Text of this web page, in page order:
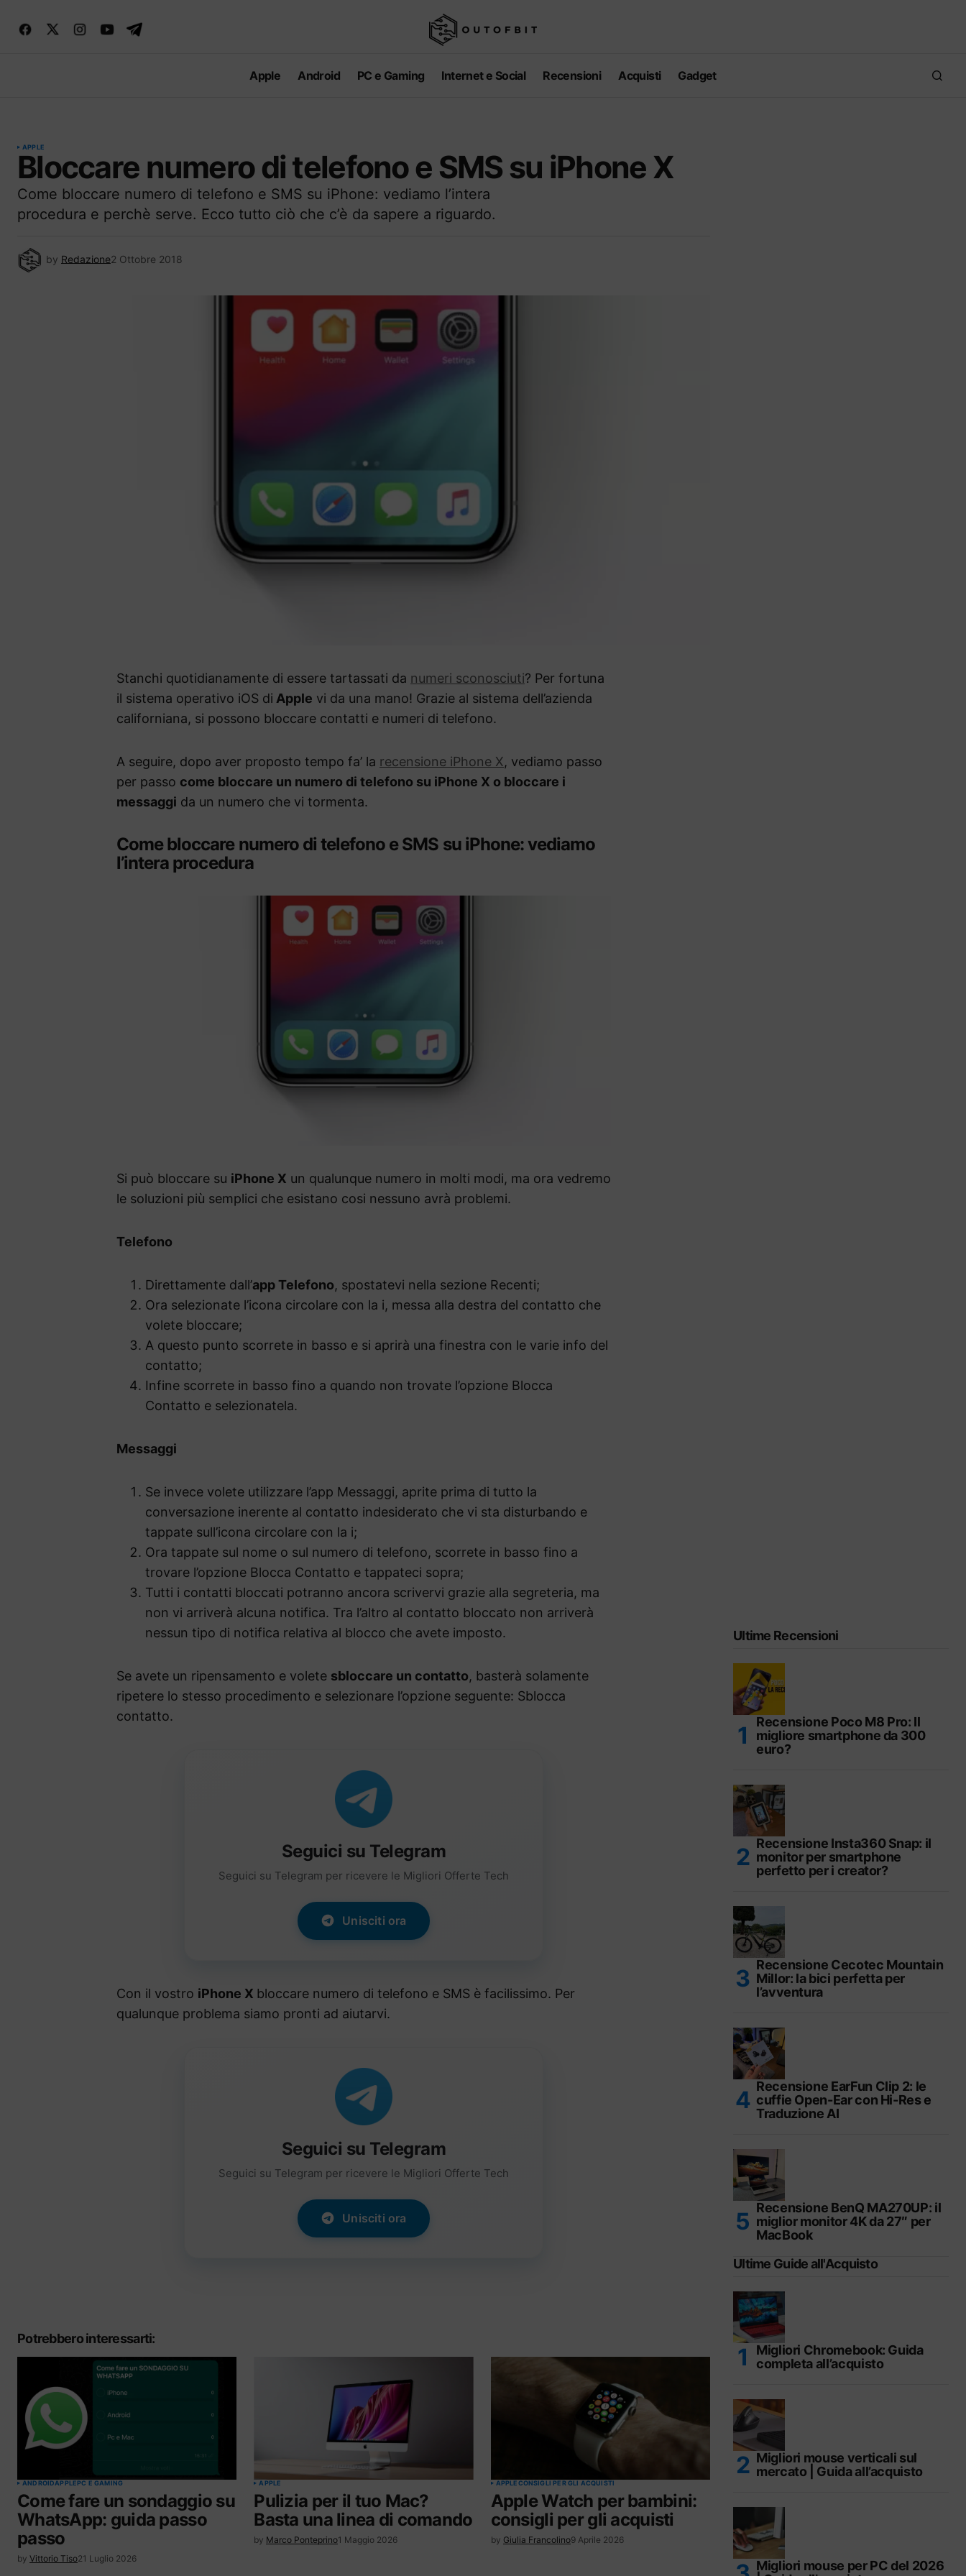
Apple Android PC e Gaming Internet e Social Recensioni Acquisti Gadget
APPLE
Bloccare numero di telefono e SMS su iPhone X
Come bloccare numero di telefono e SMS su iPhone: vediamo l’intera
procedura e perchè serve. Ecco tutto ciò che c’è da sapere a riguardo.
by Redazione2 Ottobre 2018
Stanchi quotidianamente di essere tartassati da numeri sconosciuti? Per fortuna
il sistema operativo iOS di Apple vi da una mano! Grazie al sistema dell’azienda
californiana, si possono bloccare contatti e numeri di telefono.
A seguire, dopo aver proposto tempo fa’ la recensione iPhone X, vediamo passo
per passo come bloccare un numero di telefono su iPhone X o bloccare i
messaggi da un numero che vi tormenta.
Come bloccare numero di telefono e SMS su iPhone: vediamo
l’intera procedura
Si può bloccare su iPhone X un qualunque numero in molti modi, ma ora vedremo
le soluzioni più semplici che esistano cosi nessuno avrà problemi.
Telefono
Direttamente dall’app Telefono, spostatevi nella sezione Recenti;
Ora selezionate l’icona circolare con la i, messa alla destra del contatto che
volete bloccare;
A questo punto scorrete in basso e si aprirà una finestra con le varie info del
contatto;
Infine scorrete in basso fino a quando non trovate l’opzione Blocca
Contatto e selezionatela.
Messaggi
Se invece volete utilizzare l’app Messaggi, aprite prima di tutto la
conversazione inerente al contatto indesiderato che vi sta disturbando e
tappate sull’icona circolare con la i;
Ora tappate sul nome o sul numero di telefono, scorrete in basso fino a
trovare l’opzione Blocca Contatto e tappateci sopra;
Tutti i contatti bloccati potranno ancora scrivervi grazie alla segreteria, ma
non vi arriverà alcuna notifica. Tra l’altro al contatto bloccato non arriverà
nessun tipo di notifica relativa al blocco che avete imposto.
Se avete un ripensamento e volete sbloccare un contatto, basterà solamente
ripetere lo stesso procedimento e selezionare l’opzione seguente: Sblocca
contatto.
Seguici su Telegram
Seguici su Telegram per ricevere le Migliori Offerte Tech
Unisciti ora
Con il vostro iPhone X bloccare numero di telefono e SMS è facilissimo. Per
qualunque problema siamo pronti ad aiutarvi.
Seguici su Telegram
Seguici su Telegram per ricevere le Migliori Offerte Tech
Unisciti ora
Potrebbero interessarti:
ANDROIDAPPLEPC E GAMING
Come fare un sondaggio su
WhatsApp: guida passo
passo
by Vittorio Tiso21 Luglio 2026
APPLE
Pulizia per il tuo Mac?
Basta una linea di comando
by Marco Ponteprino1 Maggio 2026
APPLECONSIGLI PER GLI ACQUISTI
Apple Watch per bambini:
consigli per gli acquisti
by Giulia Francolino9 Aprile 2026
Ultime Recensioni
Recensione Poco M8 Pro: Il
migliore smartphone da 300
euro?
Recensione Insta360 Snap: il
monitor per smartphone
perfetto per i creator?
Recensione Cecotec Mountain
Millor: la bici perfetta per
l’avventura
Recensione EarFun Clip 2: le
cuffie Open-Ear con Hi-Res e
Traduzione AI
Recensione BenQ MA270UP: il
miglior monitor 4K da 27″ per
MacBook
Ultime Guide all'Acquisto
Migliori Chromebook: Guida
completa all’acquisto
Migliori mouse verticali sul
mercato | Guida all’acquisto
Migliori mouse per PC del 2026